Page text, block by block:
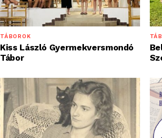
TÁBOROK
Kiss László Gyermekversmondó
Tábor